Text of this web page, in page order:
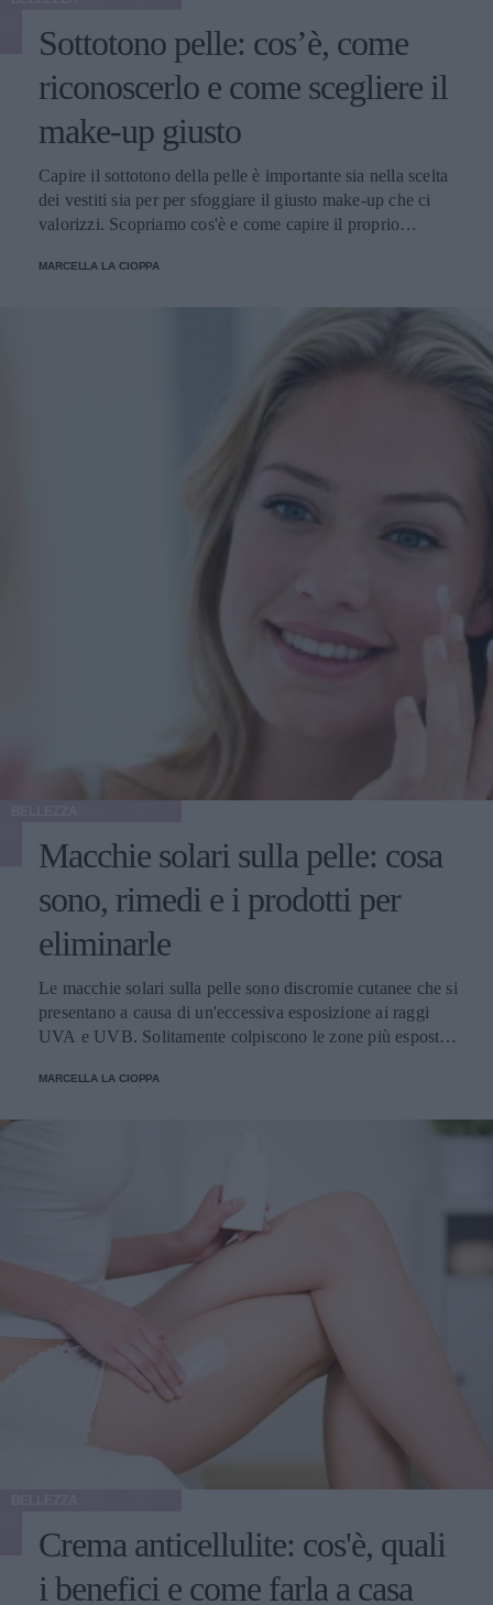
Sottotono pelle: cos’è, come
riconoscerlo e come scegliere il
make-up giusto
Capire il sottotono della pelle è importante sia nella scelta
dei vestiti sia per per sfoggiare il giusto make-up che ci
valorizzi. Scopriamo cos'è e come capire il proprio
MARCELLA LA CIOPPA
Macchie solari sulla pelle: cosa
sono, rimedi e i prodotti per
eliminarle
Le macchie solari sulla pelle sono discromie cutanee che si
presentano a causa di un'eccessiva esposizione ai raggi
UVA e UVB. Solitamente colpiscono le zone più esposte,
attenuarle e i prodotti migliori per schiarirle.
MARCELLA LA CIOPPA
Crema anticellulite: cos'è, quali
i benefici e come farla a casa